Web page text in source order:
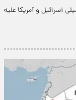
اسرائیل و آمریکا علیه